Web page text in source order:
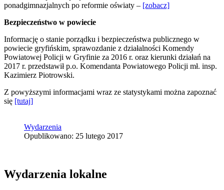
ponadgimnazjalnych po reformie oświaty – [zobacz]
Bezpieczeństwo w powiecie
Informację o stanie porządku i bezpieczeństwa publicznego w
powiecie gryfińskim, sprawozdanie z działalności Komendy
Powiatowej Policji w Gryfinie za 2016 r. oraz kierunki działań na
2017 r. przedstawił p.o. Komendanta Powiatowego Policji mł. insp.
Kazimierz Piotrowski.
Z powyższymi informacjami wraz ze statystykami można zapoznać
się [tutaj]
Wydarzenia
Opublikowano: 25 lutego 2017
Wydarzenia lokalne